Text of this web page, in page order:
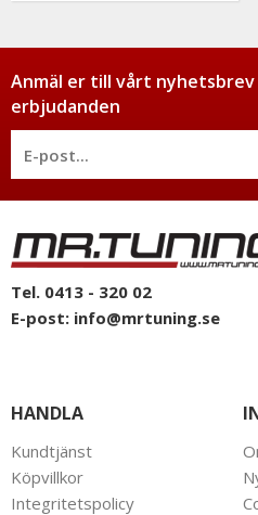
Anmäl er till vårt
erbjudanden
Tel. 0413 - 320 02
E-post: info@mrtuning.se
HANDLA
Kundtjänst
Köpvillkor
Integritetspolicy